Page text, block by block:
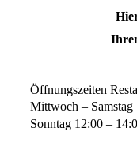
Öffnungszeiten
Mittwoch –
Sonntag 12:00 –